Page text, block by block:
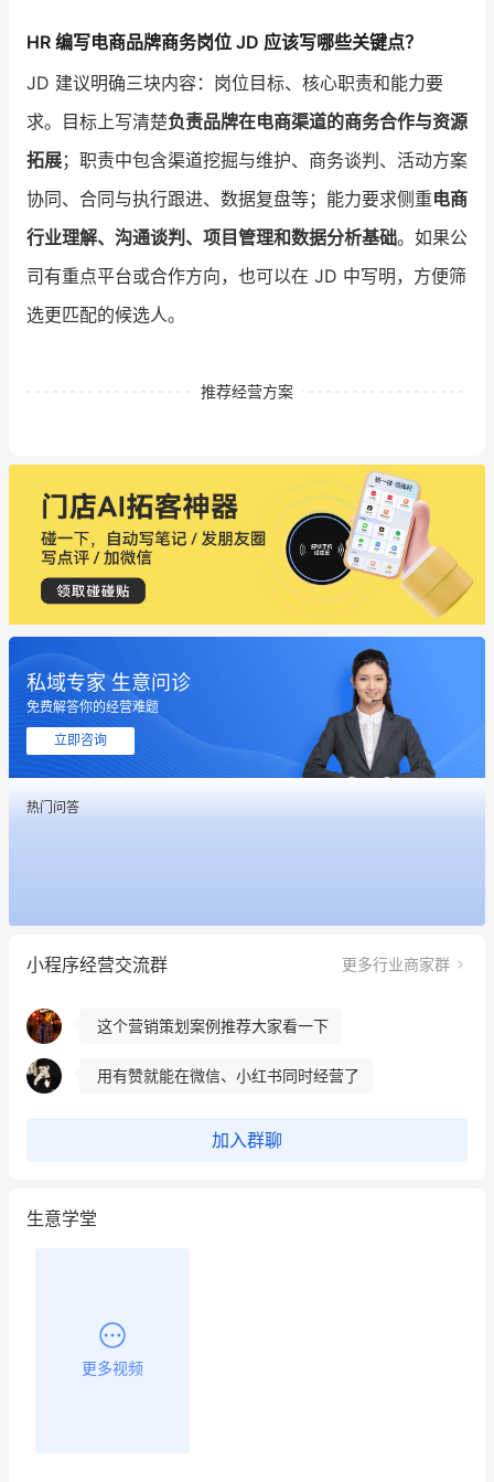
HR 编写电商品牌商务岗位 JD 应该写哪些关键点？
JD 建议明确三块内容：岗位目标、核心职责和能力要
求。目标上写清楚负责品牌在电商渠道的商务合作与资源
拓展；职责中包含渠道挖掘与维护、商务谈判、活动方案
协同、合同与执行跟进、数据复盘等；能力要求侧重电商
行业理解、沟通谈判、项目管理和数据分析基础。如果公
司有重点平台或合作方向，也可以在 JD 中写明，方便筛
选更匹配的候选人。
推荐经营方案
私域专家 生意问诊
免费解答你的经营难题
立即咨询
热门问答
小程序经营交流群 更多行业商家群
这个营销策划案例推荐大家看一下
昨晚的直播课程太好啦❤️
冰墩墩货源充足需要的联系我
这个营销策划案例推荐大家看一下
用有赞就能在微信、小红书同时经营了
加入群聊
生意学堂
更多视频